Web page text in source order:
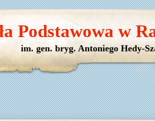
Podstawowa w
im. gen. bryg. Antoniego Hedy-